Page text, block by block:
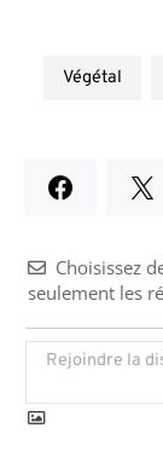
végétal
Choisissez
seulement les